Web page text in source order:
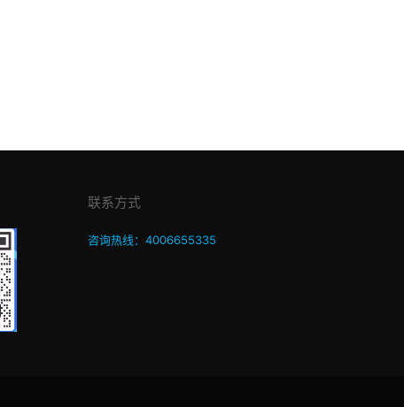
联系方式
咨询热线：4006655335